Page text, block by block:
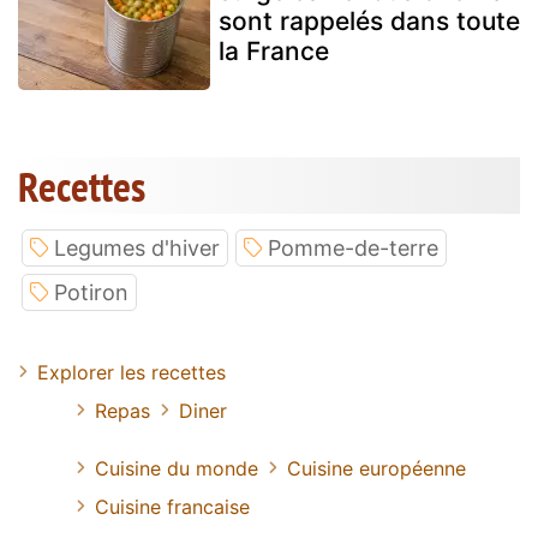
sont rappelés dans toute
la France
Recettes
Legumes d'hiver
Pomme-de-terre
Potiron
Explorer les recettes
Repas
Diner
Cuisine du monde
Cuisine européenne
Cuisine francaise